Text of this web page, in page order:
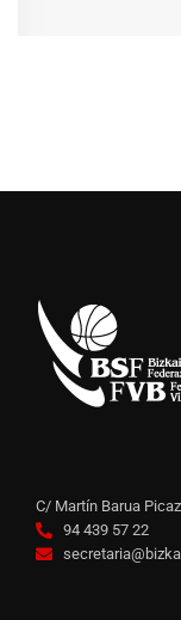
C/ Martín Barua
94 439 57 22